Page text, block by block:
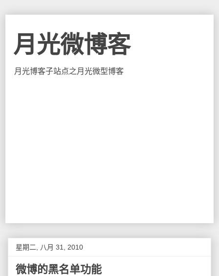
月光微博客
月光博客子站点之月光微型博客
星期二, 八月 31, 2010
微博的黑名单功能